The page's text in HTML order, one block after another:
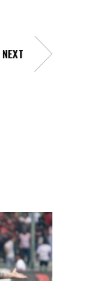
NEXT